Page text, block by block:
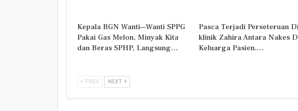
Kepala BGN Wanti—Wanti SPPG
Pakai Gas Melon, Minyak Kita
dan Beras SPHP, Langsung…
Pasca Terjadi Perseteruan
klinik Zahira Antara Nakes
Keluarga Pasien.…
PREV NEXT